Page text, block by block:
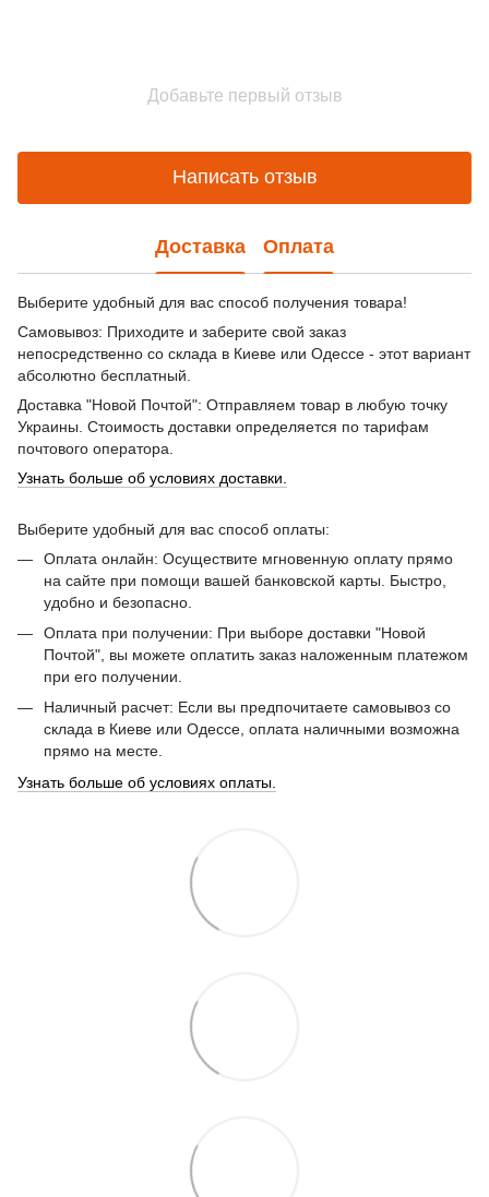
Добавьте первый отзыв
Написать отзыв
Доставка Оплата
Выберите удобный для вас способ получения товара!
Самовывоз: Приходите и заберите свой заказ
непосредственно со склада в Киеве или Одессе - этот вариант
абсолютно бесплатный.
Доставка "Новой Почтой": Отправляем товар в любую точку
Украины. Стоимость доставки определяется по тарифам
почтового оператора.
Узнать больше об условиях доставки.
Выберите удобный для вас способ оплаты:
Оплата онлайн: Осуществите мгновенную оплату прямо
на сайте при помощи вашей банковской карты. Быстро,
удобно и безопасно.
Оплата при получении: При выборе доставки "Новой
Почтой", вы можете оплатить заказ наложенным платежом
при его получении.
Наличный расчет: Если вы предпочитаете самовывоз со
склада в Киеве или Одессе, оплата наличными возможна
прямо на месте.
Узнать больше об условиях оплаты.